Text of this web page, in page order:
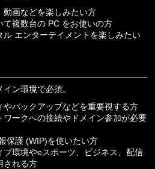
動画などを楽しみたい方
て複数台の PC をお使いの方
ル エンターテイメントを楽しみたい
ン環境で必須。
やバックアップなどを重要視する方
ワークへの接続やドメイン参加が必要
保護 (WIP)を使いたい方
ブ環境やeスポーツ、ビジネス、配信
される方